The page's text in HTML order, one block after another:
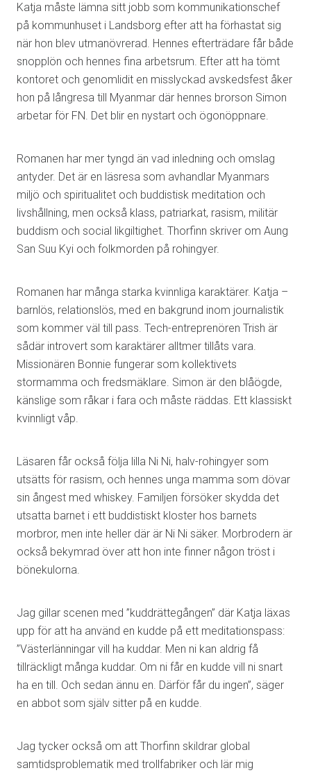
Katja måste lämna sitt jobb som kommunikationschef
på kommunhuset i Landsborg efter att ha förhastat sig
när hon blev utmanövrerad. Hennes efterträdare får både
snopplön och hennes fina arbetsrum. Efter att ha tömt
kontoret och genomlidit en misslyckad avskedsfest åker
hon på långresa till Myanmar där hennes brorson Simon
arbetar för FN. Det blir en nystart och ögonöppnare.
Romanen har mer tyngd än vad inledning och omslag
antyder. Det är en läsresa som avhandlar Myanmars
miljö och spiritualitet och buddistisk meditation och
livshållning, men också klass, patriarkat, rasism, militär
buddism och social likgiltighet. Thorfinn skriver om Aung
San Suu Kyi och folkmorden på rohingyer.
Romanen har många starka kvinnliga karaktärer. Katja –
barnlös, relationslös, med en bakgrund inom journalistik
som kommer väl till pass. Tech-entreprenören Trish är
sådär introvert som karaktärer alltmer tillåts vara.
Missionären Bonnie fungerar som kollektivets
stormamma och fredsmäklare. Simon är den blåögde,
känslige som råkar i fara och måste räddas. Ett klassiskt
kvinnligt våp.
Läsaren får också följa lilla Ni Ni, halv-rohingyer som
utsätts för rasism, och hennes unga mamma som dövar
sin ångest med whiskey. Familjen försöker skydda det
utsatta barnet i ett buddistiskt kloster hos barnets
morbror, men inte heller där är Ni Ni säker. Morbrodern är
också bekymrad över att hon inte finner någon tröst i
bönekulorna.
Jag gillar scenen med ”kuddrättegången” där Katja läxas
upp för att ha använd en kudde på ett meditationspass:
”Västerlänningar vill ha kuddar. Men ni kan aldrig få
tillräckligt många kuddar. Om ni får en kudde vill ni snart
ha en till. Och sedan ännu en. Därför får du ingen”, säger
en abbot som själv sitter på en kudde.
Jag tycker också om att Thorfinn skildrar global
samtidsproblematik med trollfabriker och lär mig